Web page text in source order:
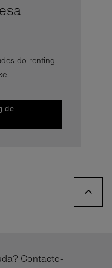
do renting
de
Contacte-